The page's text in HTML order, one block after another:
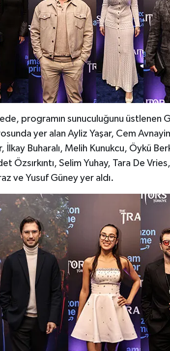
programın sunuculuğunu üstlenen
yer alan Ayliz Yaşar, Cem
İlkay Buharalı, Melih Kunukcu, Öykü
Özsırkıntı, Selim Yuhay, Tara De
ve Yusuf Güney yer aldı.